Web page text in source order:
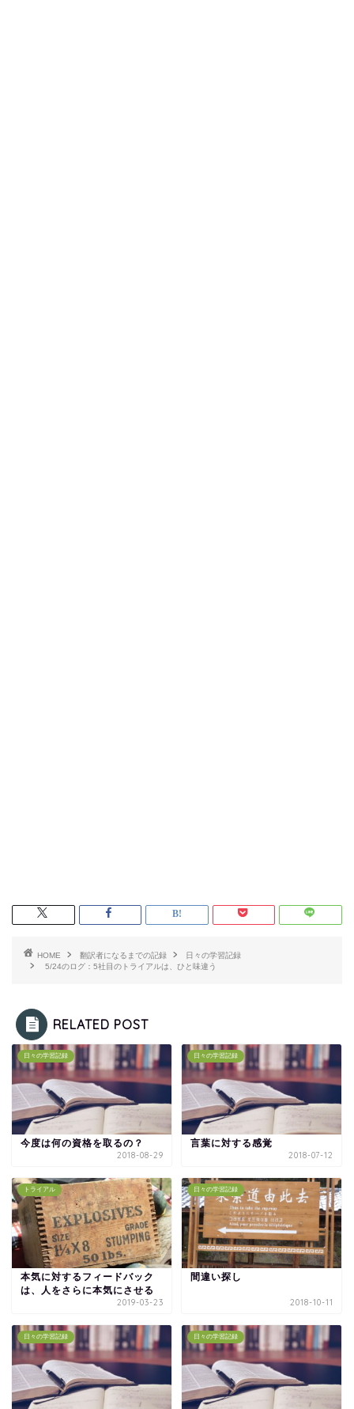
HOME 翻訳者になるまでの記録
日々の学習記録
5/24のログ：5社目のトライアルは、ひと味違う
RELATED POST
日々の学習記録
今度は何の資格を取るの？
2018-08-29
日々の学習記録
言葉に対する感覚
2018-07-12
トライアル
本気に対するフィードバック
は、人をさらに本気にさせる
2019-03-23
日々の学習記録
間違い探し
2018-10-11
日々の学習記録 日々の学習記録